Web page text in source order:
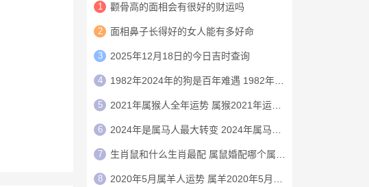
1 颧骨高的面相会有很好的财运吗
2 面相鼻子长得好的女人能有多好命
3 2025年12月18日的今日吉时查询
4 1982年2024年的狗是百年难遇 1982年的狗在2024年怎么样
5 2021年属猴人全年运势 属猴2021年运势及运程
6 2024年是属马人最大转变 2024年属马人的全年运势
7 生肖鼠和什么生肖最配 属鼠婚配哪个属相最好
8 2020年5月属羊人运势 属羊2020年5月运程